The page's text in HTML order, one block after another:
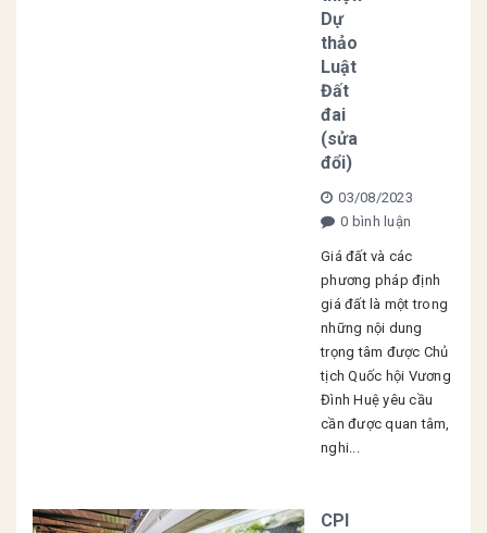
Dự
thảo
Luật
Đất
đai
(sửa
đổi)
03/08/2023
0 bình luận
Giá đất và các
phương pháp định
giá đất là một trong
những nội dung
trọng tâm được Chủ
tịch Quốc hội Vương
Đình Huệ yêu cầu
cần được quan tâm,
nghi...
CPI